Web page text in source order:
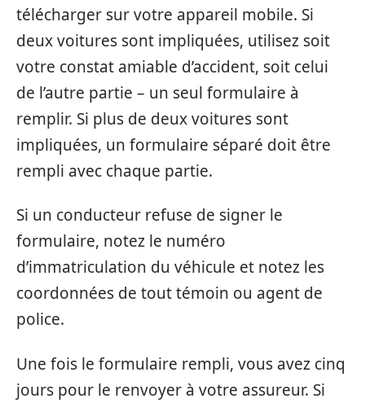
télécharger sur votre appareil mobile. Si
deux voitures sont impliquées, utilisez soit
votre constat amiable d’accident, soit celui
de l’autre partie – un seul formulaire à
remplir. Si plus de deux voitures sont
impliquées, un formulaire séparé doit être
rempli avec chaque partie.
Si un conducteur refuse de signer le
formulaire, notez le numéro
d’immatriculation du véhicule et notez les
coordonnées de tout témoin ou agent de
police.
Une fois le formulaire rempli, vous avez cinq
jours pour le renvoyer à votre assureur. Si